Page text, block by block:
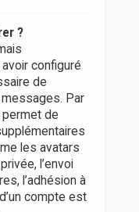
?
configuré
de
Par
permet de
les avatars
l’envoi
l’adhésion à
compte est